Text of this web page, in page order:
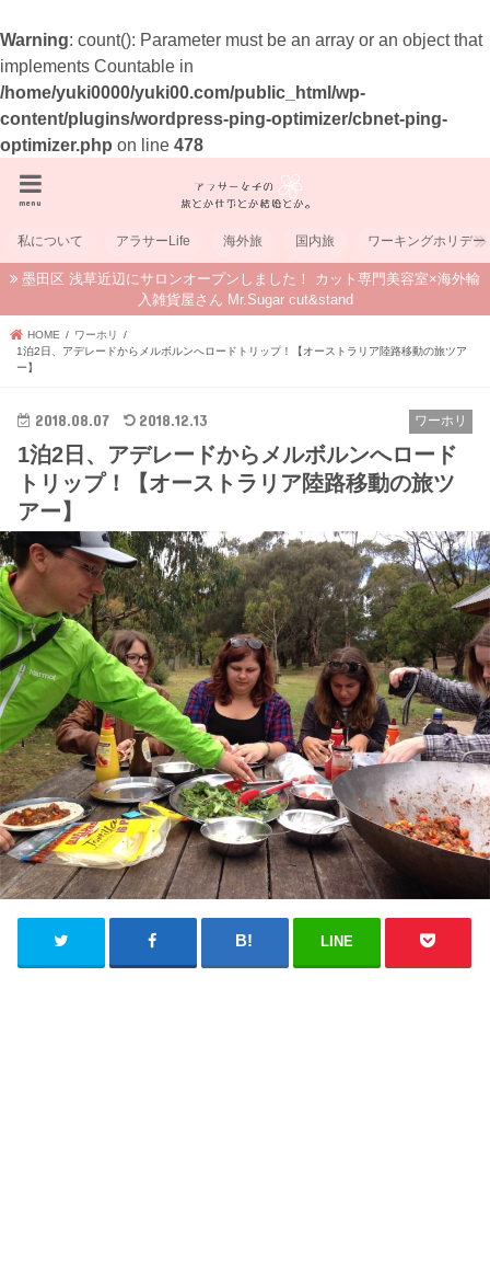
Warning: count(): Parameter must be an array or an object that
implements Countable in
/home/yuki0000/yuki00.com/public_html/wp-
content/plugins/wordpress-ping-optimizer/cbnet-ping-
optimizer.php on line 478
menu
私について アラサーLife 海外旅 国内旅 ワーキングホリデー
墨田区 浅草近辺にサロンオープンしました！ カット専門美容室×海外輸
入雑貨屋さん Mr.Sugar cut&stand
HOME
ワーホリ
1泊2日、アデレードからメルボルンへロードトリップ！【オーストラリア陸路移動の旅ツア
ー】
ワーホリ
2018.08.07 2018.12.13
1泊2日、アデレードからメルボルンへロード
トリップ！【オーストラリア陸路移動の旅ツ
アー】
LINE